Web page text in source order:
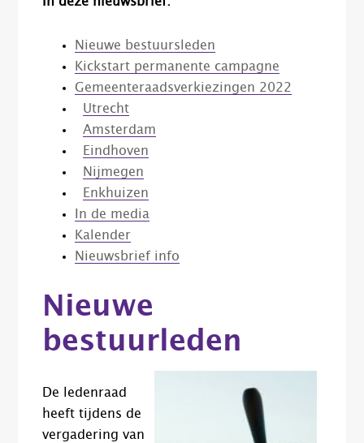
Nieuwe bestuursleden
Kickstart permanente campagne
Gemeenteraadsverkiezingen 2022
Utrecht
Amsterdam
Eindhoven
Nijmegen
Enkhuizen
In de media
Kalender
Nieuwsbrief info
Nieuwe
bestuurleden
De ledenraad
heeft tijdens de
vergadering van